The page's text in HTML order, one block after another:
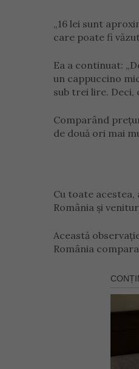
„16 lei sunt
care poate fi
Ea a continuat:
un cappuccino
sub trei lire. Deci,
Comparând
de două ori mai
Cu toate
România și
Această
România